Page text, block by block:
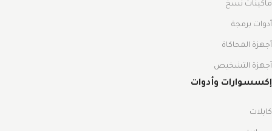
ماكينات نسخ
أدوات برمجة
أجهزة المحاكاة
أجهزة التشخيص
إكسسوارات وأدوات
كابلات